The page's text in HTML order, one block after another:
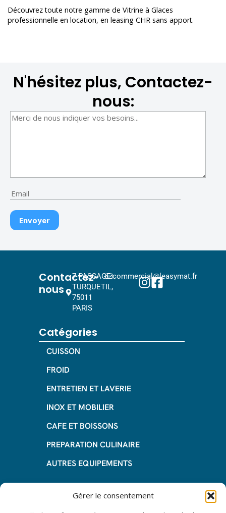
Gérer le consentement
Découvrez toute notre gamme de Vitrine à Glaces
professionnelle en location, en leasing CHR sans apport.
N'hésitez plus, Contactez-
nous:
Contactez-
nous
7 PASSAGE
TURQUETIL,
75011
PARIS
commercial@leasymat.fr
Catégories
CUISSON
FROID
ENTRETIEN ET LAVERIE
INOX ET MOBILIER
CAFE ET BOISSONS
PREPARATION CULINAIRE
AUTRES EQUIPEMENTS
Informations
Questions fréquentes